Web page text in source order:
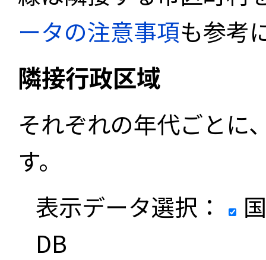
ータの注意事項も参考
隣接行政区域
それぞれの年代ごとに
す。
表示データ選択：
DB